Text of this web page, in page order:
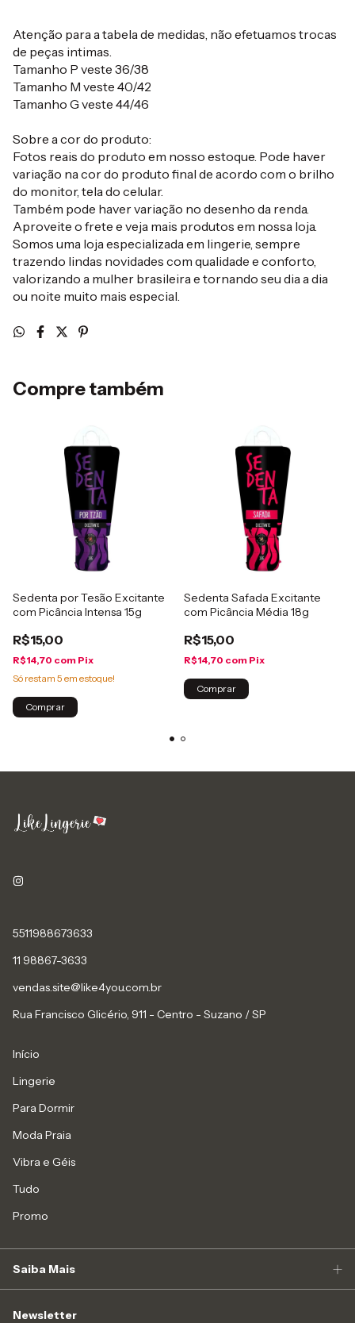
Atenção para a tabela de medidas, não efetuamos trocas
de peças intimas.
Tamanho P veste 36/38
Tamanho M veste 40/42
Tamanho G veste 44/46
Sobre a cor do produto:
Fotos reais do produto em nosso estoque. Pode haver
variação na cor do produto final de acordo com o brilho
do monitor, tela do celular.
Também pode haver variação no desenho da renda.
Aproveite o frete e veja mais produtos em nossa loja.
Somos uma loja especializada em lingerie, sempre
trazendo lindas novidades com qualidade e conforto,
valorizando a mulher brasileira e tornando seu dia a dia
ou noite muito mais especial.
Compre também
Sedenta por Tesão Excitante
com Picância Intensa 15g
R$15,00
R$14,70 com Pix
Só restam 5 em estoque!
Sedenta Safada Excitante
com Picância Média 18g
R$15,00
R$14,70 com Pix
5511988673633
11 98867-3633
vendas.site@like4you.com.br
Rua Francisco Glicério, 911 - Centro - Suzano / SP
Início
Lingerie
Para Dormir
Moda Praia
Vibra e Géis
Tudo
Promo
Saiba Mais
Newsletter